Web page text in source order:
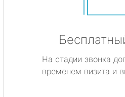
На стадии звонка
временем визита и